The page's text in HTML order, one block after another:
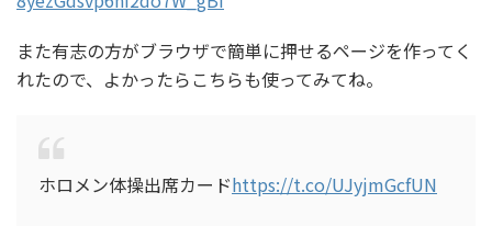
また有志の方がブラウザで簡単に押せるページを作ってく
れたので、よかったらこちらも使ってみてね。
ホロメン体操出席カードhttps://t.co/UJyjmGcfUN